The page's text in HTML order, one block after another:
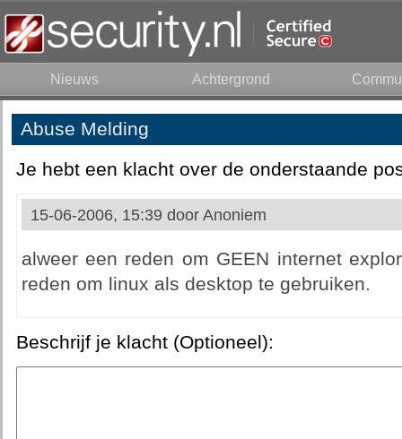
Nieuws Achtergrond
Abuse Melding
Je hebt een klacht over de onderstaande
15-06-2006, 15:39 door Anoniem
alweer een reden om GEEN internet
reden om linux als desktop te gebruiken.
Beschrijf je klacht (Optioneel):